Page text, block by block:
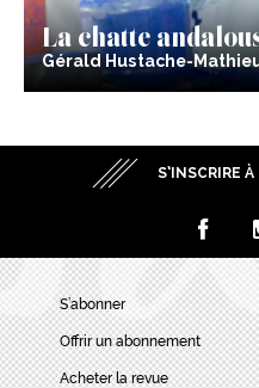
La chatte
Gérald Hustache-
S’INSCRIRE
S’abonner
Offrir un abonnement
Acheter la revue